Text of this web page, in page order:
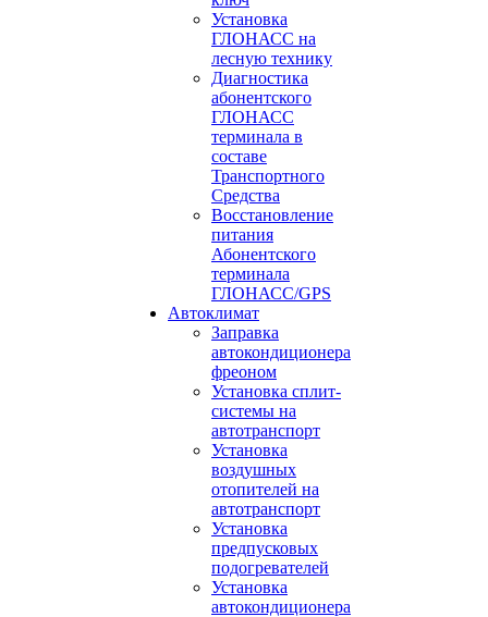
Установка
ГЛОНАСС на
лесную технику
Диагностика
абонентского
ГЛОНАСС
терминала в
составе
Транспортного
Средства
Восстановление
питания
Абонентского
терминала
ГЛОНАСС/GPS
Автоклимат
Заправка
автокондиционера
фреоном
Установка сплит-
системы на
автотранспорт
Установка
воздушных
отопителей на
автотранспорт
Установка
предпусковых
подогревателей
Установка
автокондиционера